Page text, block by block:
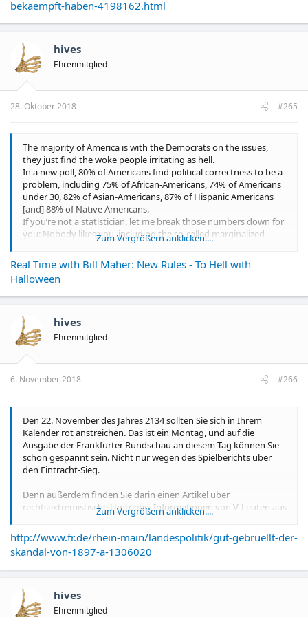
retrograde, ignorant and illegitimate. That only serves further to
Trump’s victory
world’s democracies begin to cease blaming everyone else and
instead engage in serious self-critique, we’re going to have far
saudische Stellen."
bekaempft-haben-4198162.html
hives
Ehrenmitglied
28. Oktober 2018 #265
The majority of America is with the Democrats on the issues,
they just find the woke people irritating as hell.
In a new poll, 80% of Americans find political correctness to be a
problem, including 75% of African-Americans, 74% of Americans
under 30, 82% of Asian-Americans, 87% of Hispanic Americans
[and] 88% of Native Americans.
If you’re not a statistician, let me break those numbers down for
you: Nobody likes you, including the so-called marginalized
groups whose feelings you decide need protecting. [...]
When did liberals become the fun police? Does anybody
remember when conservatives were the ones with sticks up
their asses? We went from ‘Yes we can’ to ‘Oh no you didn’t.’
Zum Vergrößern anklicken....
Real Time with Bill Maher: New Rules - To Hell with
Halloween
hives
Ehrenmitglied
6. November 2018 #266
Den 22. November des Jahres 2134 sollten Sie sich in Ihrem
Kalender rot anstreichen. Das ist ein Montag, und auf die
Ausgabe der Frankfurter Rundschau an diesem Tag können Sie
schon gespannt sein. Nicht nur wegen des Spielberichts über
den Eintracht-Sieg.
Denn außerdem finden Sie darin einen Artikel über
rechtsextremistische Umtriebe, Informationen von V-Leuten aus
dieser Szene und Versäumnisse der hessischen
Verfassungsschutz-Behörden im 20. und 21. Jahrhundert. Wir
würden gerne früher darüber berichten. Aber das geht leider
nicht.
Jahre.
Zum Vergrößern anklicken....
http://www.fr.de/rhein-main/landespolitik/gut-gebruellt-der-
skandal-von-1897-a-1306020
hives
Ehrenmitglied